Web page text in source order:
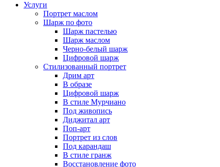
Услуги
Портрет маслом
Шарж по фото
Шарж пастелью
Шарж маслом
Черно-белый шарж
Цифровой шарж
Стилизованный портрет
Дрим арт
В образе
Цифровой шарж
В стиле Мурчиано
Под живопись
Диджитал арт
Поп-арт
Портрет из слов
Под карандаш
В стиле гранж
Восстановление фото